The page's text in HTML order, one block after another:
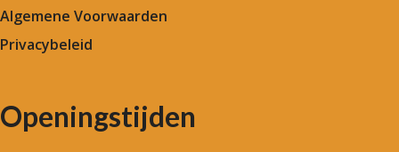
Algemene Voorwaarden
Privacybeleid
Openingstijden